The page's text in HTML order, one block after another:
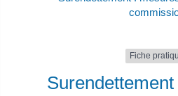
Fiche